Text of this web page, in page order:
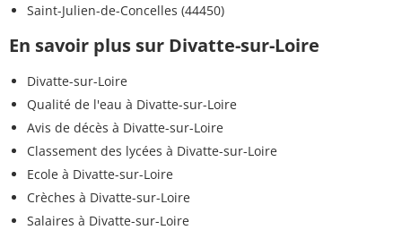
Saint-Julien-de-Concelles (44450)
En savoir plus sur Divatte-sur-Loire
Divatte-sur-Loire
Qualité de l'eau à Divatte-sur-Loire
Avis de décès à Divatte-sur-Loire
Classement des lycées à Divatte-sur-Loire
Ecole à Divatte-sur-Loire
Crèches à Divatte-sur-Loire
Salaires à Divatte-sur-Loire